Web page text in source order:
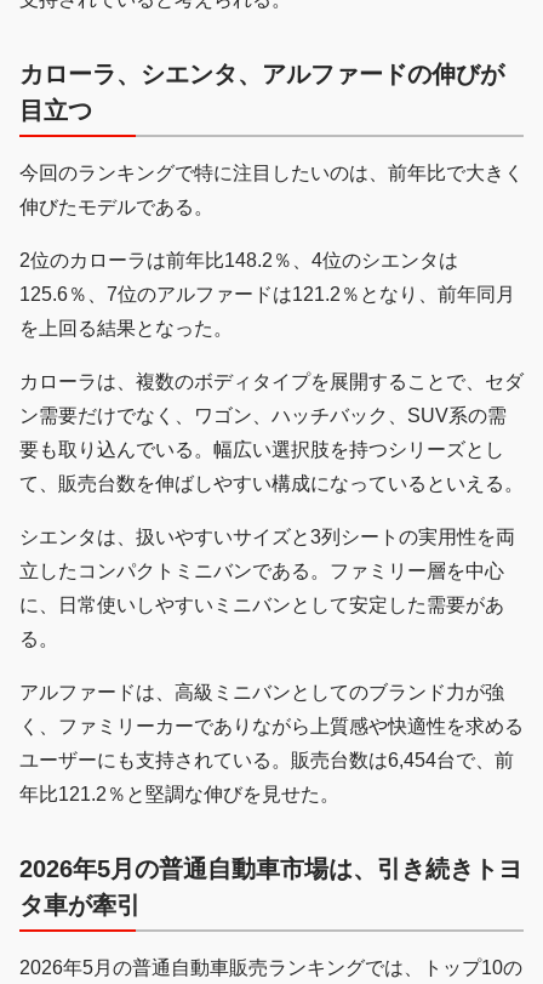
カローラ、シエンタ、アルファードの伸びが
目立つ
今回のランキングで特に注目したいのは、前年比で大きく
伸びたモデルである。
2位のカローラは前年比148.2％、4位のシエンタは
125.6％、7位のアルファードは121.2％となり、前年同月
を上回る結果となった。
カローラは、複数のボディタイプを展開することで、セダ
ン需要だけでなく、ワゴン、ハッチバック、SUV系の需
要も取り込んでいる。幅広い選択肢を持つシリーズとし
て、販売台数を伸ばしやすい構成になっているといえる。
シエンタは、扱いやすいサイズと3列シートの実用性を両
立したコンパクトミニバンである。ファミリー層を中心
に、日常使いしやすいミニバンとして安定した需要があ
る。
アルファードは、高級ミニバンとしてのブランド力が強
く、ファミリーカーでありながら上質感や快適性を求める
ユーザーにも支持されている。販売台数は6,454台で、前
年比121.2％と堅調な伸びを見せた。
2026年5月の普通自動車市場は、引き続きトヨ
タ車が牽引
2026年5月の普通自動車販売ランキングでは、トップ10の